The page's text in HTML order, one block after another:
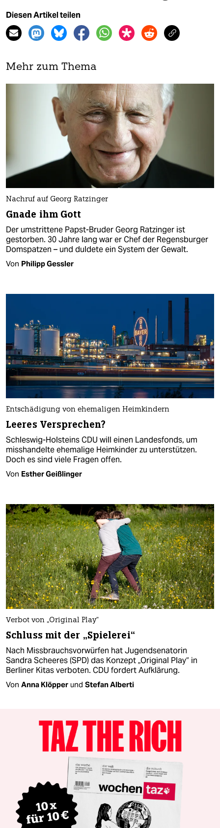
Diesen Artikel teilen
Mehr zum Thema
Nachruf auf Georg Ratzinger
Gnade ihm Gott
Der umstrittene Papst-Bruder Georg Ratzinger ist
gestorben. 30 Jahre lang war er Chef der Regensburger
Domspatzen – und duldete ein System der Gewalt.
Von Philipp Gessler
Entschädigung von ehemaligen Heimkindern
Leeres Versprechen?
Schleswig-Holsteins CDU will einen Landesfonds, um
misshandelte ehemalige Heimkinder zu unterstützen.
Doch es sind viele Fragen offen.
Von Esther Geißlinger
Verbot von „Original Play“
Schluss mit der „Spielerei“
Nach Missbrauchs­vorwürfen hat Jugendsenatorin
Sandra Scheeres (SPD) das Konzept „Original Play“ in
Berliner Kitas verboten. CDU fordert Aufklärung.
Von Anna Klöpper und Stefan Alberti